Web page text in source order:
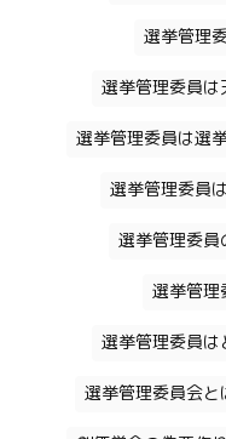
選挙管理
選挙管理委員は
選挙管理委員は選
選挙管理委員
選挙管理委員
選挙管理
選挙管理委員は
選挙管理委員会と